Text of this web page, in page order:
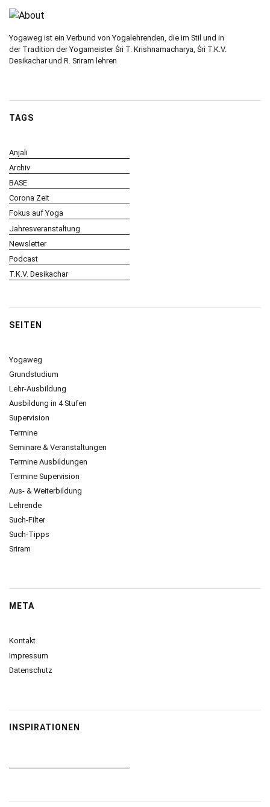
Yogaweg ist ein Verbund von Yogalehrenden, die im Stil und in
der Tradition der Yogameister Śri T. Krishnamacharya, Śri T.K.V.
Desikachar und R. Sriram lehren
TAGS
Anjali
Archiv
BASE
Corona Zeit
Fokus auf Yoga
Jahresveranstaltung
Newsletter
Podcast
T.K.V. Desikachar
SEITEN
Yogaweg
Grundstudium
Lehr-Ausbildung
Ausbildung in 4 Stufen
Supervision
Termine
Seminare & Veranstaltungen
Termine Ausbildungen
Termine Supervision
Aus- & Weiterbildung
Lehrende
Such-Filter
Such-Tipps
Sriram
META
Kontakt
Impressum
Datenschutz
INSPIRATIONEN